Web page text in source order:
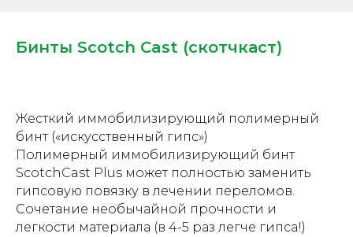
Бинты Scotch Cast (скотчкаст)
Жесткий иммобилизирующий полимерный
бинт («искусственный гипс»)
Полимерный иммобилизирующий бинт
ScotchCast Plus может полностью заменить
гипсовую повязку в лечении переломов.
Сочетание необычайной прочности и
легкости материала (в 4-5 раз легче гипса!)